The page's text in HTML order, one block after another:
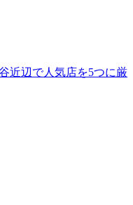
近辺で人気店を5つに厳